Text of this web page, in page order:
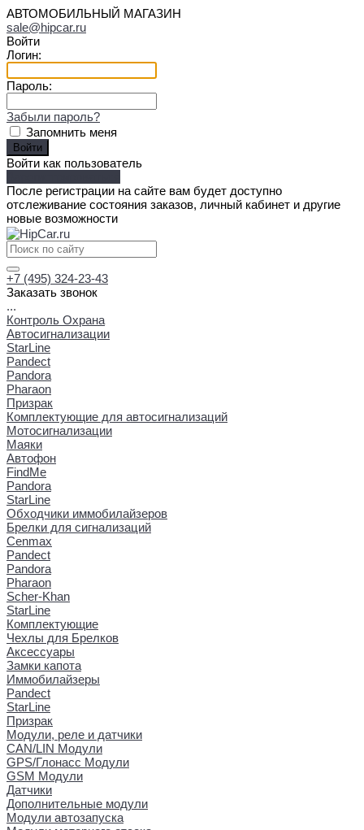
АВТОМОБИЛЬНЫЙ МАГАЗИН
sale@hipcar.ru
Войти
Логин:
Пароль:
Забыли пароль?
Запомнить меня
Войти как пользователь
После регистрации на сайте вам будет доступно
отслеживание состояния заказов, личный кабинет и другие
новые возможности
+7 (495) 324-23-43
Заказать звонок
...
Контроль Охрана
Автосигнализации
StarLine
Pandect
Pandora
Pharaon
Призрак
Комплектующие для автосигнализаций
Мотосигнализации
Маяки
Автофон
FindMe
Pandora
StarLine
Обходчики иммобилайзеров
Брелки для сигнализаций
Cenmax
Pandect
Pandora
Pharaon
Scher-Khan
StarLine
Комплектующие
Чехлы для Брелков
Аксессуары
Замки капота
Иммобилайзеры
Pandect
StarLine
Призрак
Модули, реле и датчики
CAN/LIN Модули
GPS/Глонасс Модули
GSM Модули
Датчики
Дополнительные модули
Модули автозапуска